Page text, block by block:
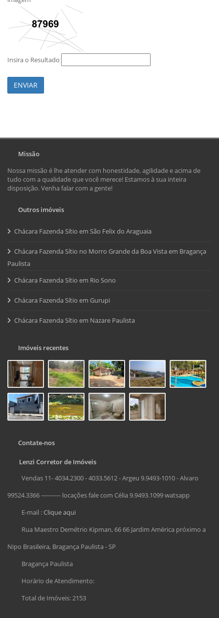
Insira o Resultado
ENVIAR
Missão
Nossa missão é lhe atender com honestidade, agilidade e acima de
tudo com a qualidade que você merece! Estamos à sua inteira
disposição. Venha falar com a gente!
Outros imóveis
Chácara Fazenda Sítio em São Felix do Araguaia
Chácara Fazenda Sítio no Morro Grande da Boa Vista em Bragança
Paulista
Chácara Fazenda Sítio em Rio Sono
Chácara Fazenda Sítio em Gurupi
Chácara Fazenda Sítio em Nazare Paulista
Imóveis recentes
Contate-nos
Lenzi Corretor de Imóveis
Vendas 11- 4034.2300 - 4033.5612 - Argeu 9.9493-1010 - Alvaro
99524.3366 ---------- locações fale com Célia 9.9493.1099 watsapp
E-mail :Clique aqui
Rua Maestro Demétrio Kipman, 66 66 Jardim América próximo a
Nipo Brasileira, Bragança Paulista - SP
Bragança Paulista
Horário de Atendimento:
Total de Imóveis: 2153